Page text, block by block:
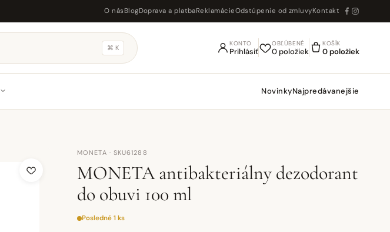
O nás BlogDoprava a platbaReklamácieOdstúpenie od zmluvyKontakt
⌘ K
KONTO
Prihlásiť
OBĽÚBENÉ
0 položiek
KOŠÍK
0 položiek
NovinkyNajpredávanejšie
MONETA · SKU61288
MONETA antibakteriálny dezodorant
do obuvi 100 ml
Posledné 1 ks